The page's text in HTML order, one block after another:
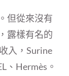
但從來沒有
露樣有名的
入，Surine
、Hermès。